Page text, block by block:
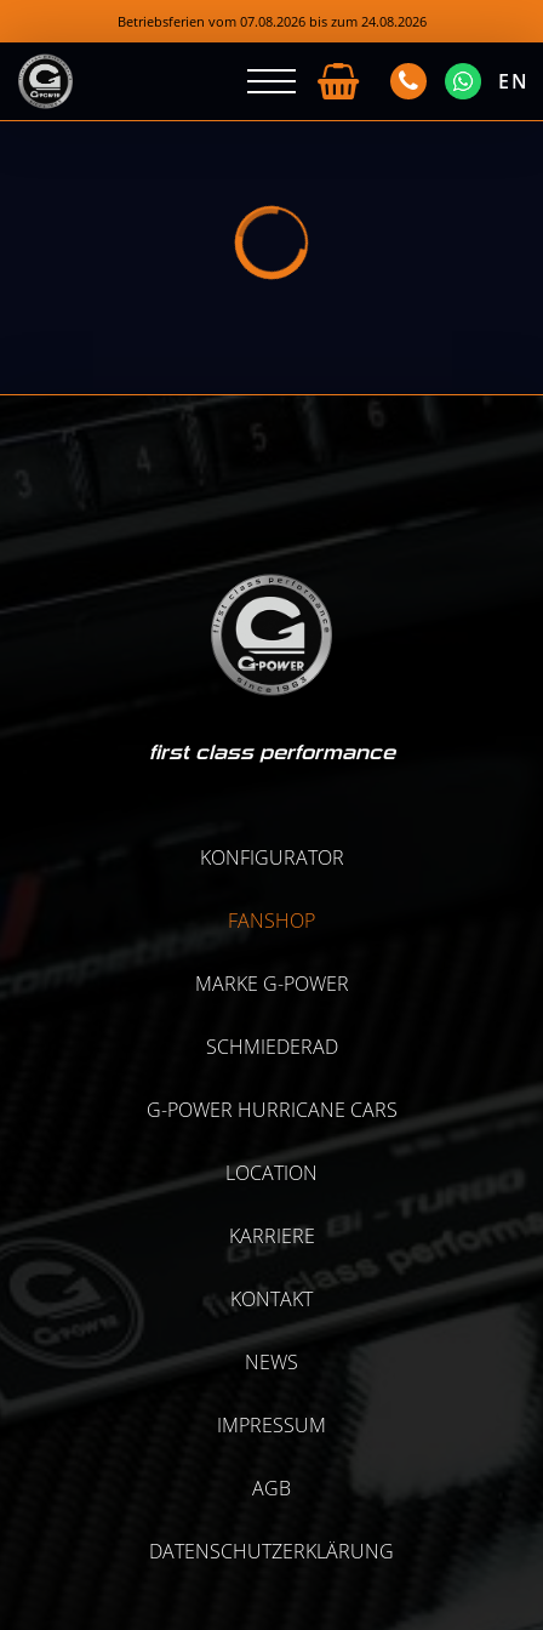
Betriebsferien vom 07.08.2026 bis zum 24.08.2026
EN
first class performance
KONFIGURATOR
FANSHOP
MARKE G-POWER
SCHMIEDERAD
G-POWER HURRICANE CARS
LOCATION
KARRIERE
KONTAKT
NEWS
IMPRESSUM
AGB
DATENSCHUTZERKLÄRUNG